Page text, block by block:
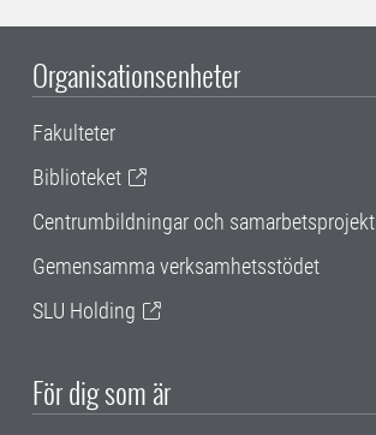
Organisationsenheter
Fakulteter
Biblioteket
Centrumbildningar och samarbetsprojekt
Gemensamma verksamhetsstödet
SLU Holding
För dig som är